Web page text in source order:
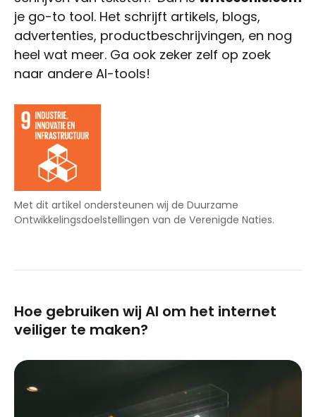
je go-to tool. Het schrijft artikels, blogs,
advertenties, productbeschrijvingen, en nog
heel wat meer. Ga ook zeker zelf op zoek
naar andere AI-tools!
Met dit artikel ondersteunen wij de Duurzame
Ontwikkelingsdoelstellingen van de Verenigde Naties.
Hoe gebruiken wij AI om het internet
veiliger te maken?